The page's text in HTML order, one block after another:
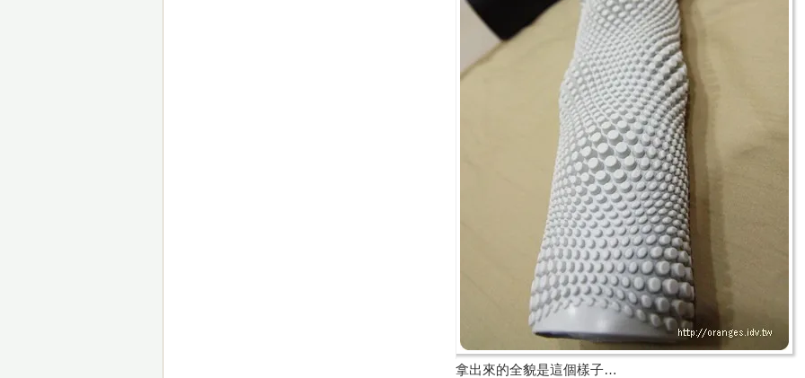
拿出來的全貌是這個樣子…